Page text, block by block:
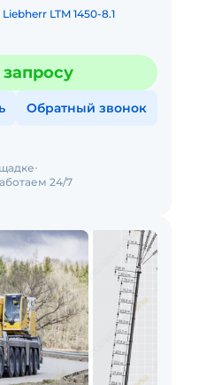
LTM 1450-8.1
Обратный звонок
24/7